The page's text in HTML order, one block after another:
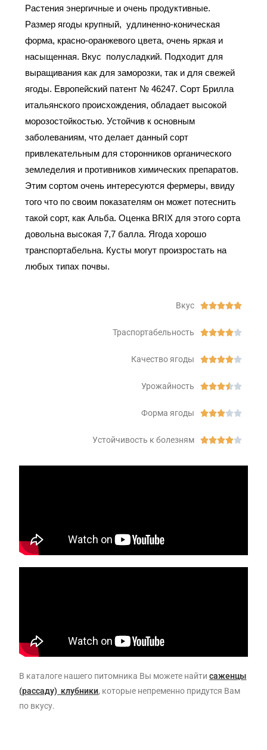
Растения энергичные и очень продуктивные.
Размер ягоды крупный, удлиненно-коническая
форма, красно-оранжевого цвета, очень яркая и
насыщенная. Вкус полусладкий. Подходит для
выращивания как для заморозки, так и для свежей
ягоды. Европейский патент № 46247. Сорт Брилла
итальянского происхождения, обладает высокой
морозостойкостью. Устойчив к основным
заболеваниям, что делает данный сорт
привлекательным для сторонников органического
земледелия и противников химических препаратов.
Этим сортом очень интересуются фермеры, ввиду
того что по своим показателям он может потеснить
такой сорт, как Альба. Оценка BRIX для этого сорта
довольна высокая 7,7 балла. Ягода хорошо
транспортабельна. Кусты могут произростать на
любых типах почвы.
Вкус 
Траспортабельность 
Качество ягоды 
Урожайность 
Форма ягоды 
Устойчивость к болезням 
В каталоге нашего питомника Вы можете найтисаженцы
(рассаду) клубники, которые непременно придутся Вам
по вкусу.